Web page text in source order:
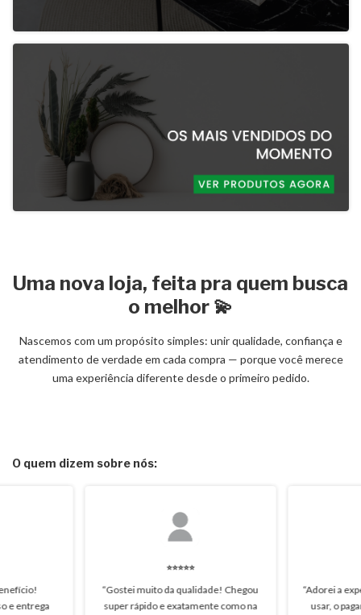
Uma nova loja, feita pra quem busca
o melhor 💫
Nascemos com um propósito simples: unir qualidade, confiança e
atendimento de verdade em cada compra — porque você merece
uma experiência diferente desde o primeiro pedido.
O quem dizem sobre nós:
e entrega
⭐️⭐️⭐️⭐️⭐️
“Gostei muito da qualidade! Chegou
super rápido e exatamente como na
“Adorei a
usar, o